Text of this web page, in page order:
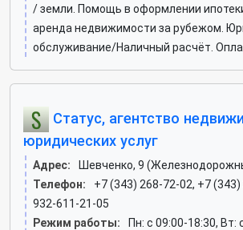
/ земли. Помощь в оформлении
аренда недвижимости за рубежом.
обслуживание/Наличный расчёт.
Статус, агентство
юридических услуг
Адрес:
Шевченко, 9
Телефон:
+7 (343) 268-72-02, +7
932-611-21-05
Режим работы:
Пн: c 09:00-18:30, Вт: